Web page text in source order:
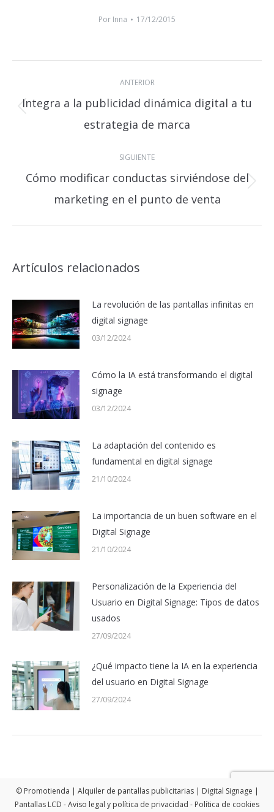
Por Inna 17/12/2015
publicaciones
ANTERIOR
anterior:
Integra a la publicidad dinámica digital a tu
estrategia de marca
SIGUIENTE
siguiente:
Cómo modificar conductas sirviéndose del
marketing en el punto de venta
Artículos relacionados
La revolución de las pantallas infinitas en
digital signage
03/12/2024
Cómo la IA está transformando el digital
signage
03/12/2024
La adaptación del contenido es
fundamental en digital signage
21/10/2024
La importancia de un buen software en el
Digital Signage
21/10/2024
Personalización de la Experiencia del
Usuario en Digital Signage: Tipos de datos
usados
27/09/2024
¿Qué impacto tiene la IA en la experiencia
del usuario en Digital Signage
27/09/2024
© Promotienda | Alquiler de pantallas publicitarias | Digital Signage |
Pantallas LCD -Aviso legal y política de privacidad - Política de cookies